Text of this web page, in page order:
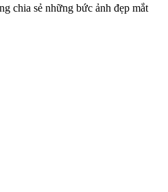
chia sẻ những bức ảnh đẹp mắt